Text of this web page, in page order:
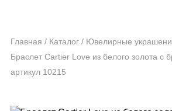
Главная / Каталог / Ювелирные
Браслет Cartier Love из белого золота с
артикул 10215